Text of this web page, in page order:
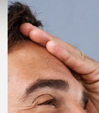
เพล
ย์
ลิ
สต์
แนะนำ
ย์